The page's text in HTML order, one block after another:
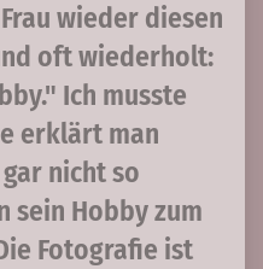
wieder diesen
oft wiederholt:
Ich musste
erklärt man
nicht so
sein Hobby zum
Fotografie ist